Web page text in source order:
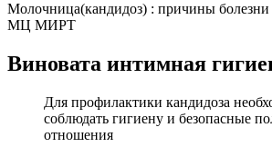
Молочница(кандидоз) : причины болезни
МЦ МИРТ
Виновата интимная
Для профилактики кандидоза
соблюдать гигиену и безопасные
отношения